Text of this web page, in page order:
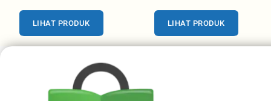
LIHAT PRODUK LIHAT PRODUK